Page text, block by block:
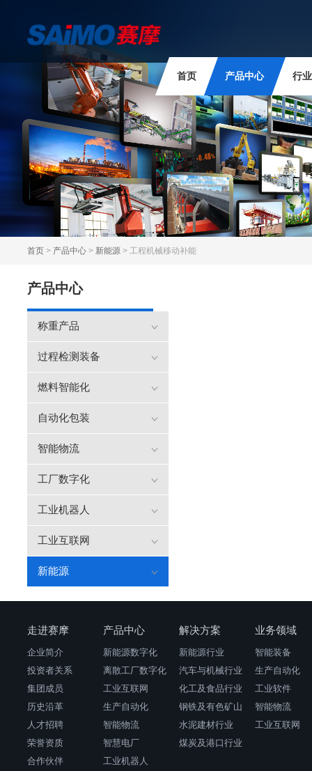
行
产品中心
首页
首页 > 产品中心 > 新能源 > 工程机械移动补能
产品中心
称重产品
过程检测装备
燃料智能化
自动化包装
智能物流
工厂数字化
工业机器人
工业互联网
新能源
走进赛摩
企业简介
投资者关系
集团成员
历史沿革
人才招聘
荣誉资质
合作伙伴
产品中心
新能源数字化
离散工厂数字化
工业互联网
生产自动化
智能物流
智慧电厂
工业机器人
解决方案
新能源行业
汽车与机械行业
化工及食品行业
钢铁及有色矿山
水泥建材行业
煤炭及港口行业
业务领域
智能装备
生产自动化
工业软件
智能物流
工业互联网